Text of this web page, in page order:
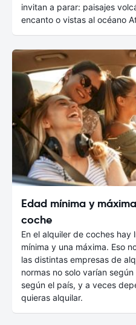
invitan a parar: paisajes
encanto o vistas al océano
Edad mínima y
coche
En el alquiler de coches
mínima y una máxima. Eso
las distintas empresas de
normas no solo varían
según el país, y a veces
quieras alquilar.